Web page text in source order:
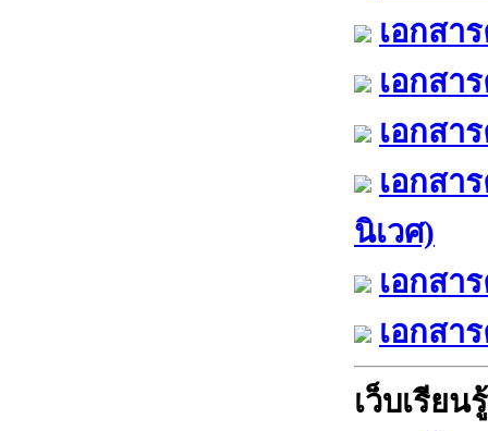
เอกสา
เอกสา
เอกสา
เอกสา
นิเวศ)
เอกสา
เอกสา
เว็บเรียนรู้